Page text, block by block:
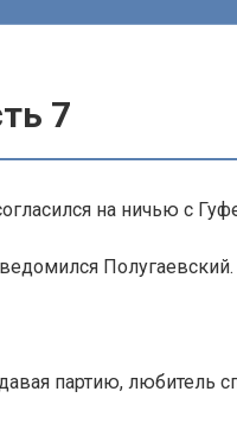
7
на ничью с
Полугаевский.
партию, любитель